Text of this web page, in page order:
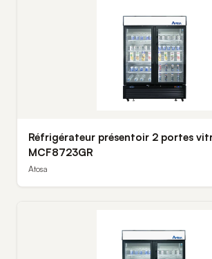
Réfrigérateur présentoir 2 portes
MCF8723GR
Atosa